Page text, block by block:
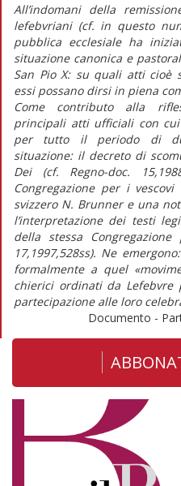
All’indomani della
lefebvriani (cf. in questo
pubblica ecclesiale ha
situazione canonica e
San Pio X: su quali atti cioè
essi possano dirsi in piena
Come contributo alla
principali atti ufficiali con
per tutto il periodo di
situazione: il decreto di
Dei (cf. Regno-doc.
Congregazione per i
svizzero N. Brunner e una
l’interpretazione dei testi
della stessa
17,1997,528ss). Ne
formalmente a quel
chierici ordinati da Lefebvre
partecipazione alle loro
Documento -